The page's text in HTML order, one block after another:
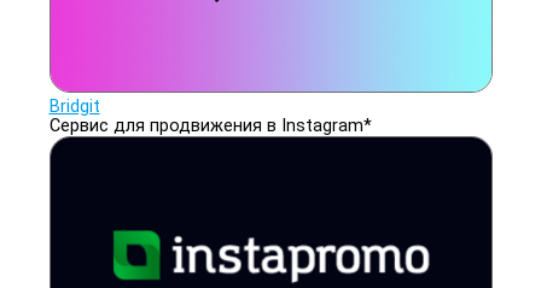
Bridgit
Cервис для продвижения в Instagram*